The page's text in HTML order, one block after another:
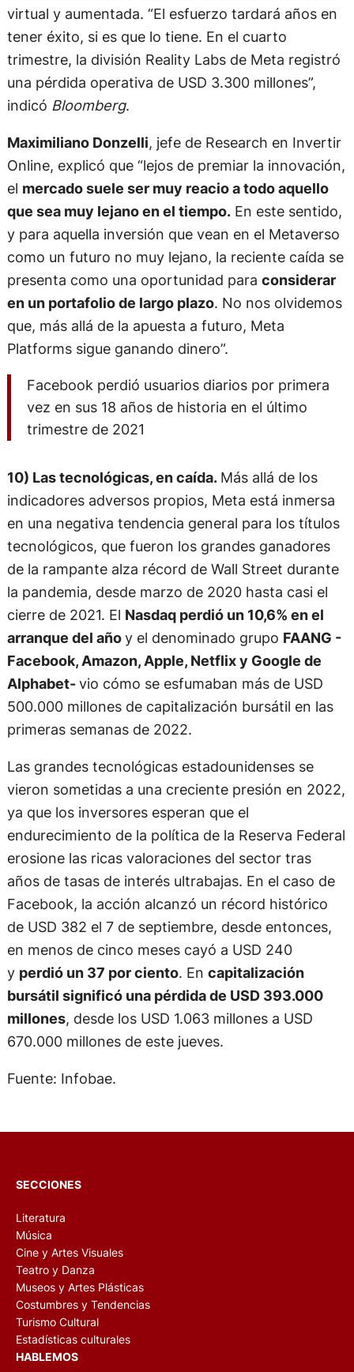
virtual y aumentada. “El esfuerzo tardará años en
tener éxito, si es que lo tiene. En el cuarto
trimestre, la división Reality Labs de Meta registró
una pérdida operativa de USD 3.300 millones”,
indicó Bloomberg.
Maximiliano Donzelli , jefe de Research en Invertir
Online, explicó que “lejos de premiar la innovación,
el mercado suele ser muy reacio a todo aquello
que sea muy lejano en el tiempo. En este sentido,
y para aquella inversión que vean en el Metaverso
como un futuro no muy lejano, la reciente caída se
presenta como una oportunidad para considerar
en un portafolio de largo plazo. No nos olvidemos
que, más allá de la apuesta a futuro, Meta
Platforms sigue ganando dinero”.
Facebook perdió usuarios diarios por primera
vez en sus 18 años de historia en el último
trimestre de 2021
10) Las tecnológicas, en caída. Más allá de los
indicadores adversos propios, Meta está inmersa
en una negativa tendencia general para los títulos
tecnológicos, que fueron los grandes ganadores
de la rampante alza récord de Wall Street durante
la pandemia, desde marzo de 2020 hasta casi el
cierre de 2021. El Nasdaq perdió un 10,6% en el
arranque del añoy el denominado grupo FAANG -
Facebook, Amazon, Apple, Netflix y Google de
Alphabet-vio cómo se esfumaban más de USD
500.000 millones de capitalización bursátil en las
primeras semanas de 2022.
Las grandes tecnológicas estadounidenses se
vieron sometidas a una creciente presión en 2022,
ya que los inversores esperan que el
endurecimiento de la política de la Reserva Federal
erosione las ricas valoraciones del sector tras
años de tasas de interés ultrabajas. En el caso de
Facebook, la acción alcanzó un récord histórico
de USD 382 el 7 de septiembre, desde entonces,
en menos de cinco meses cayó a USD 240
y perdió un 37 por ciento. En capitalización
bursátil significó una pérdida de USD 393.000
millones , desde los USD 1.063 millones a USD
670.000 millones de este jueves.
Fuente: Infobae.
SECCIONES
Literatura
Música
Cine y Artes Visuales
Teatro y Danza
Museos y Artes Plásticas
Costumbres y Tendencias
Turismo Cultural
Estadísticas culturales
HABLEMOS